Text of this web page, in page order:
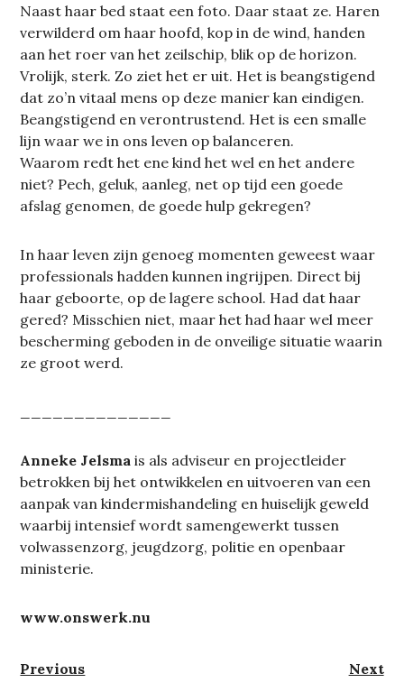
Naast haar bed staat een foto. Daar staat ze. Haren
verwilderd om haar hoofd, kop in de wind, handen
aan het roer van het zeilschip, blik op de horizon.
Vrolijk, sterk. Zo ziet het er uit. Het is beangstigend
dat zo’n vitaal mens op deze manier kan eindigen.
Beangstigend en verontrustend. Het is een smalle
lijn waar we in ons leven op balanceren.
Waarom redt het ene kind het wel en het andere
niet? Pech, geluk, aanleg, net op tijd een goede
afslag genomen, de goede hulp gekregen?
In haar leven zijn genoeg momenten geweest waar
professionals hadden kunnen ingrijpen. Direct bij
haar geboorte, op de lagere school. Had dat haar
gered? Misschien niet, maar het had haar wel meer
bescherming geboden in de onveilige situatie waarin
ze groot werd.
Anneke Jelsma is als adviseur en projectleider
betrokken bij het ontwikkelen en uitvoeren van een
aanpak van kindermishandeling en huiselijk geweld
waarbij intensief wordt samengewerkt tussen
volwassenzorg, jeugdzorg, politie en openbaar
ministerie.
www.onswerk.nu
Berichtnavigatie
Previous
Next